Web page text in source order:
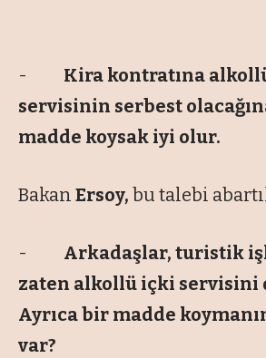
- Kira kontratına
servisinin serbest
madde koysak iyi olur.
Bakan Ersoy, bu talebi
- Arkadaşlar, turistik
zaten alkollü içki servisini
Ayrıca bir madde
var?